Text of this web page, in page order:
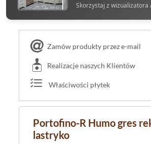
Skorzystaj z
Zamów produkty przez e-mail
Realizacje naszych Klientów
Właściwości płytek
Portofino-R Humo gres
lastryko